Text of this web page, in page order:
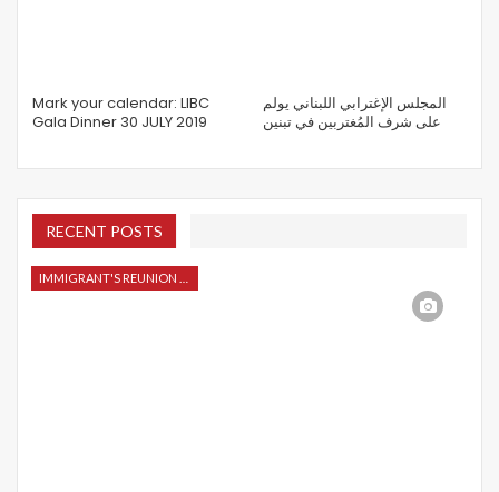
Mark your calendar: LIBC
Gala Dinner 30 JULY 2019
المجلس الإغترابي اللبناني يولم
على شرف المُغتربين في تبنين
RECENT POSTS